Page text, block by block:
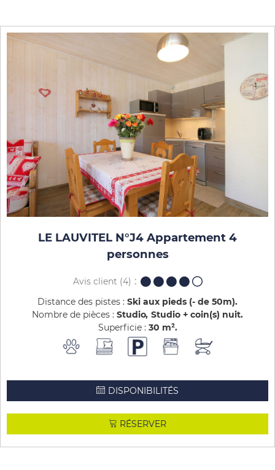
LE LAUVITEL N°J4 Appartement 4
personnes
Avis client (4)
Distance des pistes : Ski aux pieds (- de 50m)
Nombre de pièces : Studio Studio + coin(s) nuit
Superficie : 30 m²
DISPONIBILITÉS
RÉSERVER